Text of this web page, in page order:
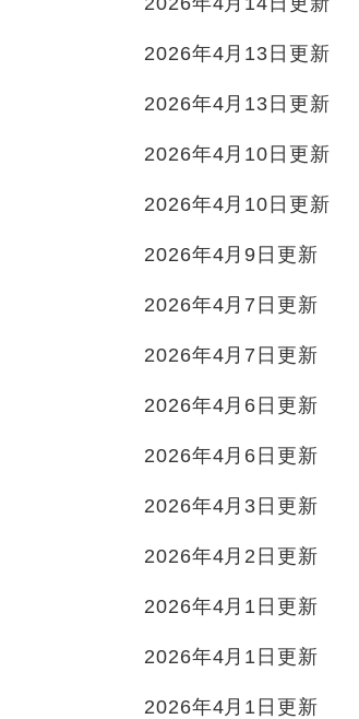
2026年4月13日更新
2026年4月13日更新
2026年4月10日更新
2026年4月10日更新
2026年4月9日更新
2026年4月7日更新
2026年4月7日更新
2026年4月6日更新
2026年4月6日更新
2026年4月3日更新
2026年4月2日更新
2026年4月1日更新
2026年4月1日更新
2026年4月1日更新